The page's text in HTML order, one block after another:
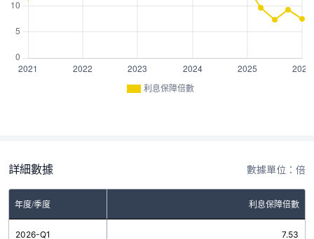
利息保障倍數
詳細數據 數據單位：倍
年度/季度 利息保障倍數
2026-Q1 7.53